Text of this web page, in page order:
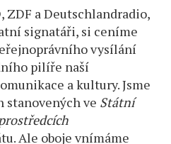
ZDF a Deutschlandradio,
signatáři, si ceníme
vysílání
pilíře naší
a kultury. Jsme
stanovených ve Státní
Ale oboje vnímáme